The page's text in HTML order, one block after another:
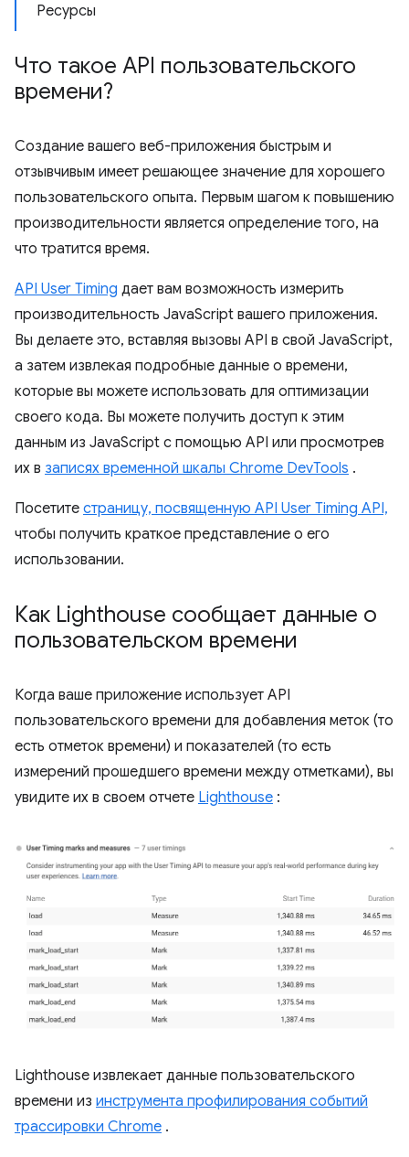
Ресурсы
Что такое API пользовательского
времени?
Создание вашего веб-приложения быстрым и
отзывчивым имеет решающее значение для хорошего
пользовательского опыта. Первым шагом к повышению
производительности является определение того, на
что тратится время.
API User Timing дает вам возможность измерить
производительность JavaScript вашего приложения.
Вы делаете это, вставляя вызовы API в свой JavaScript,
а затем извлекая подробные данные о времени,
которые вы можете использовать для оптимизации
своего кода. Вы можете получить доступ к этим
данным из JavaScript с помощью API или просмотрев
их в записях временной шкалы Chrome DevTools .
Посетите страницу, посвященную API User Timing API,
чтобы получить краткое представление о его
использовании.
Как Lighthouse сообщает данные о
пользовательском времени
Когда ваше приложение использует API
пользовательского времени для добавления меток (то
есть отметок времени) и показателей (то есть
измерений прошедшего времени между отметками), вы
увидите их в своем отчете Lighthouse :
Lighthouse извлекает данные пользовательского
времени из инструмента профилирования событий
трассировки Chrome .